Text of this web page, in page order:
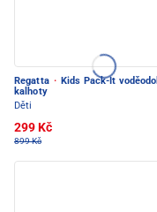
Regatta · Kids Pack-It
kalhoty
Děti
299 Kč
899 Kč